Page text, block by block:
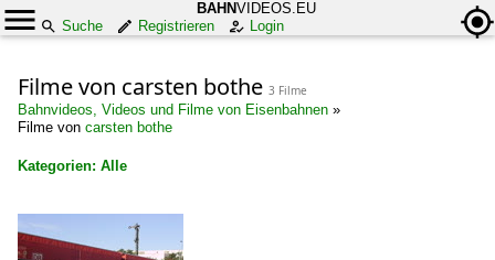
BAHNVIDEOS.EU
Suche
Registrieren Login
Filme von carsten bothe 3 Filme
Bahnvideos, Videos und Filme von Eisenbahnen »
Filme von carsten bothe
Kategorien: Alle
Alle Kategorien